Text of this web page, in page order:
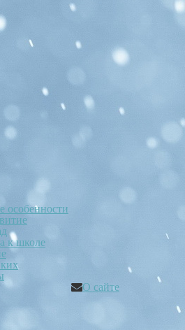
особенности
к школе
О сайте